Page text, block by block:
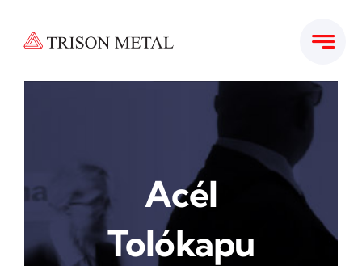
Acél
Tolókapu